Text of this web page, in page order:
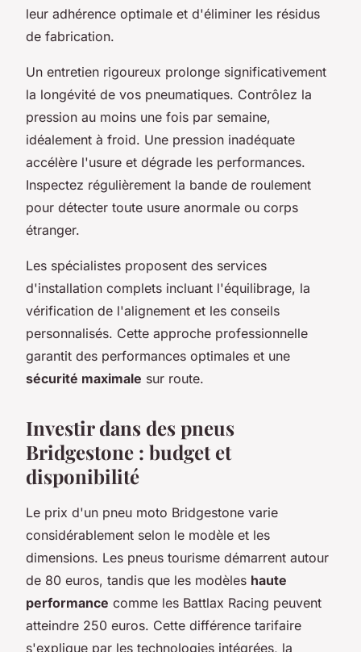
leur adhérence optimale et d'éliminer les résidus
de fabrication.
Un entretien rigoureux prolonge significativement
la longévité de vos pneumatiques. Contrôlez la
pression au moins une fois par semaine,
idéalement à froid. Une pression inadéquate
accélère l'usure et dégrade les performances.
Inspectez régulièrement la bande de roulement
pour détecter toute usure anormale ou corps
étranger.
Les spécialistes proposent des services
d'installation complets incluant l'équilibrage, la
vérification de l'alignement et les conseils
personnalisés. Cette approche professionnelle
garantit des performances optimales et une
sécurité maximale sur route.
Investir dans des pneus
Bridgestone : budget et
disponibilité
Le prix d'un pneu moto Bridgestone varie
considérablement selon le modèle et les
dimensions. Les pneus tourisme démarrent autour
de 80 euros, tandis que les modèles haute
performance comme les Battlax Racing peuvent
atteindre 250 euros. Cette différence tarifaire
s'explique par les technologies intégrées, la